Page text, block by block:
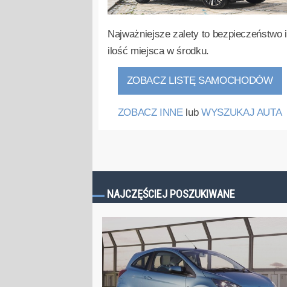
Najważniejsze zalety to bezpieczeństwo i
ilość miejsca w środku.
ZOBACZ LISTĘ SAMOCHODÓW
ZOBACZ INNElub WYSZUKAJ AUTA
NAJCZĘŚCIEJ POSZUKIWANE